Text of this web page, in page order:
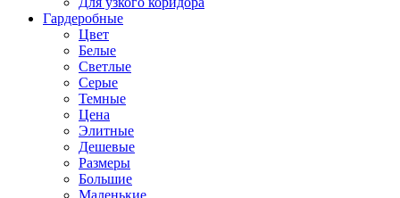
Гардеробные
Цвет
Белые
Светлые
Серые
Темные
Цена
Элитные
Дешевые
Размеры
Большие
Маленькие